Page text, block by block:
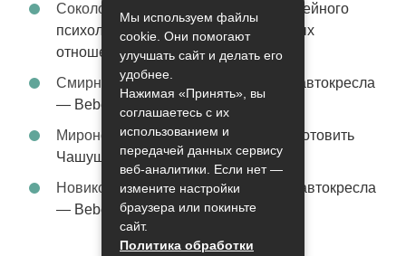
Соколова Эльза
Услуги семейного
психолога – стабильность в семейных
отношениях
Смирнова Грация
Детские автокресла
— Bebe Confort Moby цвет Orange
Миронов Никифорк записи
Как приготовить
Чашушули
Новикова Ясмина к записи
Детские автокресла
— Bebe Confort Iseos TT цвет Orange
Мы используем файлы
cookie. Они помогают
улучшать сайт и делать его
удобнее.
Нажимая «Принять», вы
соглашаетесь с их
использованием и
передачей данных сервису
веб-аналитики. Если нет —
измените настройки
браузера или покиньте
сайт.
Политика обработки